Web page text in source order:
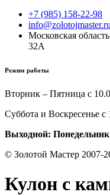
+7 (985) 158-22-98
info@zolotojmaster.ru
Московская
32А
Режим работы
Вторник – Пятница с
Суббота и Воскресенье с
Выходной: Понедельник
© Золотой Мастер 2007-
Кулон с